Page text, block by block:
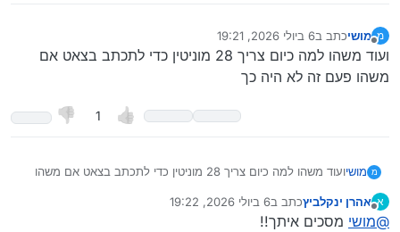
מ
מנותק
מושיכתב ב6 ביולי 2026, 19:21
נערך לאחרונה על ידי
ועוד משהו למה כיום צריך 28 מוניטין כדי לתכתב בצאט אם
משהו פעם זה לא היה כך
1
מ מושי
ועוד משהו למה כיום צריך 28 מוניטין כדי לתכתב בצאט אם משהו
א
מנותק
אהרן ינקלביץכתב ב6 ביולי 2026, 19:22
נערך לאחרונה על ידי
@מושי מסכים איתך!!